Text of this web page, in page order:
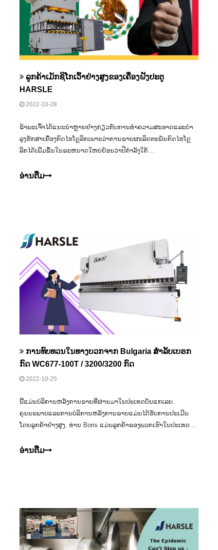
ລູກຄ້າເມັກຊິໂກເວົ້າຢ່າງສູງຂອງເຄື່ອງຝັງປະຕູ
HARSLE
2022-10-28
ຂ້າພະເຈົ້າໄດ້ແນະນໍາຫຼາຍຢ່າງກ່ຽວກັບການທໍາຄວາມສະອາດແລະບໍາ
ລຸງຮັກສາເຄື່ອງກົດໄຮໂດຼລິກເພາະວ່າການຂາຍຜະລິດຕະພັນກົດໄຮໂດຼ
ລິກໄດ້ເພີ່ມຂຶ້ນໃນຂະຫນາດໃຫຍ່ຍ້ອນວ່າປີກໍາລັງໃກ້
ລິກຂະຫນາດໃຫຍ່ແມ່ນມີຄວາມຫຍຸ້ງຍາກ
ອ່ານ​ຕື່ມ
ການທົບທວນໃນທາງບວກຈາກ Bulgaria ສໍາລັບເບຣກ
ກົດ WC677-100T / 3200/3200 ກົດ
2022-10-25
ນີ້ແມ່ນບໍລິການຫລັງການຂາຍທີ່ຜ່ານມາໃນປະເທດບັນແກເລຍ.
ຄຸນນະພາບແລະການບໍລິການຫລັງການຂາຍແມ່ນໄດ້ຮັບການປະເມີນ
ໂດຍລູກຄ້າຢ່າງສູງ. ທ່ານ Boris ແມ່ນລູກຄ້າຂອງພວກເຮົາໃນປະເທດບັນ
ອ່ານ​ຕື່ມ